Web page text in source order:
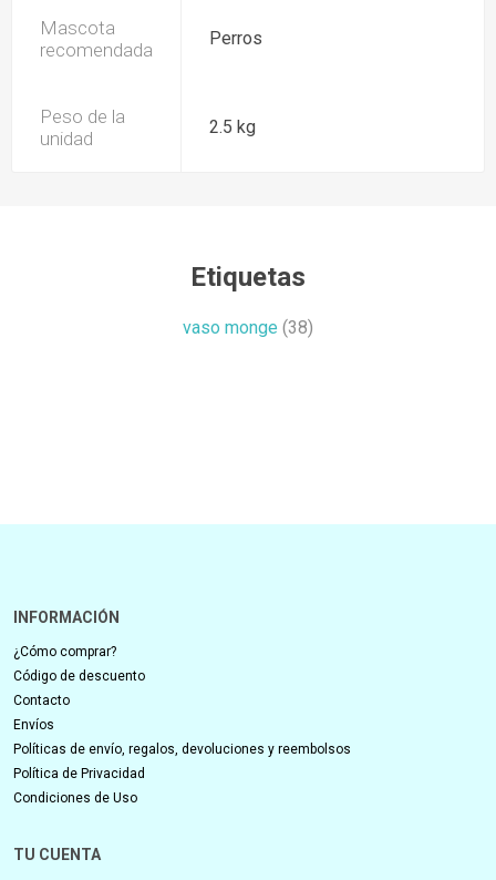
Mascota
recomendada
Perros
Peso de la
unidad
2.5 kg
Etiquetas
vaso monge (38)
INFORMACIÓN
¿Cómo comprar?
Código de descuento
Contacto
Envíos
Políticas de envío, regalos, devoluciones y reembolsos
Política de Privacidad
Condiciones de Uso
TU CUENTA